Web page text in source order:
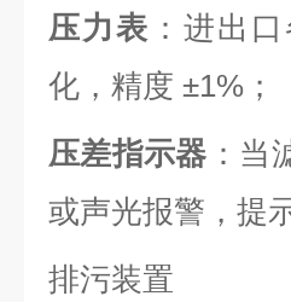
压力表 ：进出
化，精度 ±1%；
压差指示器 ：当
或声光报警，提
排污装置